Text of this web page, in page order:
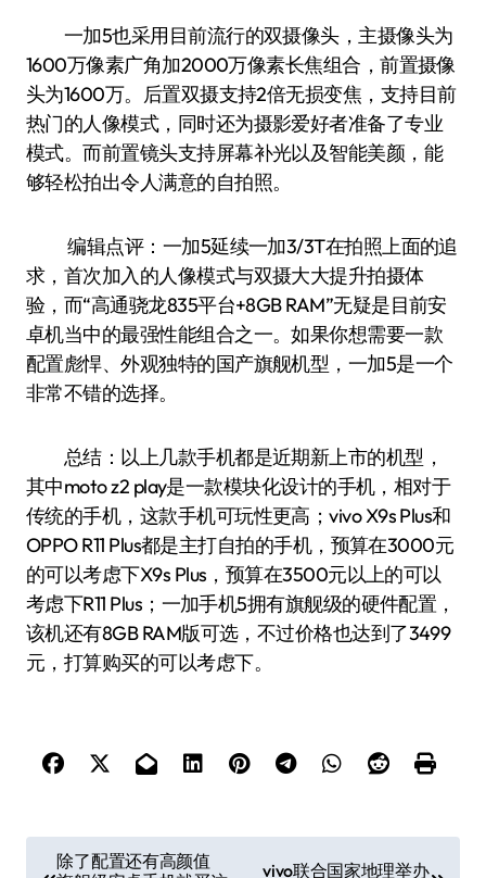
一加5也采用目前流行的双摄像头，主摄像头为
1600万像素广角加2000万像素长焦组合，前置摄像
头为1600万。后置双摄支持2倍无损变焦，支持目前
热门的人像模式，同时还为摄影爱好者准备了专业
模式。而前置镜头支持屏幕补光以及智能美颜，能
够轻松拍出令人满意的自拍照。
编辑点评：一加5延续一加3/3T在拍照上面的追
求，首次加入的人像模式与双摄大大提升拍摄体
验，而“高通骁龙835平台+8GB RAM”无疑是目前安
卓机当中的最强性能组合之一。如果你想需要一款
配置彪悍、外观独特的国产旗舰机型，一加5是一个
非常不错的选择。
总结：以上几款手机都是近期新上市的机型，
其中moto z2 play是一款模块化设计的手机，相对于
传统的手机，这款手机可玩性更高；vivo X9s Plus和
OPPO R11 Plus都是主打自拍的手机，预算在3000元
的可以考虑下X9s Plus，预算在3500元以上的可以
考虑下R11 Plus；一加手机5拥有旗舰级的硬件配置，
该机还有8GB RAM版可选，不过价格也达到了3499
元，打算购买的可以考虑下。
除了配置还有高颜值
vivo联合国家地理举办